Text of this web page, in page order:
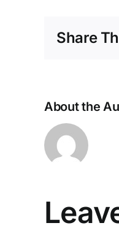
Share
About the